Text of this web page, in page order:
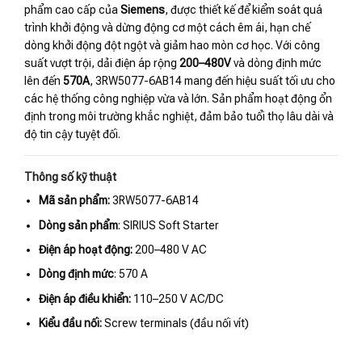
phẩm cao cấp củaSiemens, được thiết kế để kiểm soát quá
trình khởi động và dừng động cơ một cách êm ái, hạn chế
dòng khởi động đột ngột và giảm hao mòn cơ học. Với công
suất vượt trội, dải điện áp rộng 200–480Vvà dòng định mức
lên đến 570A, 3RW5077-6AB14 mang đến hiệu suất tối ưu cho
các hệ thống công nghiệp vừa và lớn. Sản phẩm hoạt động ổn
định trong môi trường khắc nghiệt, đảm bảo tuổi thọ lâu dài và
độ tin cậy tuyệt đối.
Thông số kỹ thuật
Mã sản phẩm:3RW5077-6AB14
Dòng sản phẩm: SIRIUS Soft Starter
Điện áp hoạt động: 200–480 V AC
Dòng định mức: 570 A
Điện áp điều khiển: 110–250 V AC/DC
Kiểu đầu nối:Screw terminals (đầu nối vít)